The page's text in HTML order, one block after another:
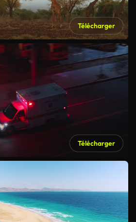
Télécharger
Télécharger